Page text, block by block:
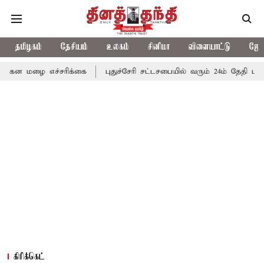
தமிழகம் தேசியம் உலகம் சினிமா விளையாட்டு
புதுச்சேரி சட்டசபையில் வரும் 24ம் தேதி பட்ஜெட்
கிரிக்கெட்